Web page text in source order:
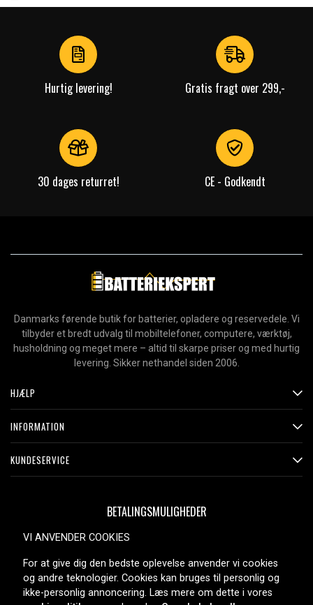
1
Hurtig levering! Gratis fragt over 299,-
30 dages returret! CE - Godkendt
Danmarks førende butik for batterier, opladere og reservedele. Vi
tilbyder et bredt udvalg til mobiltelefoner, computere, værktøj,
husholdning og meget mere – altid til skarpe priser og med hurtig
levering. Sikker nethandel siden 2006.
HJÆLP
INFORMATION
KUNDESERVICE
BETALINGSMULIGHEDER
LEVERINGSMULIGHEDER
VI ANVENDER COOKIES
For at give dig den bedste oplevelse anvender vi cookies
og andre teknologier. Cookies kan bruges til personlig og
ikke-personlig annoncering. Læs mere om dette i vores